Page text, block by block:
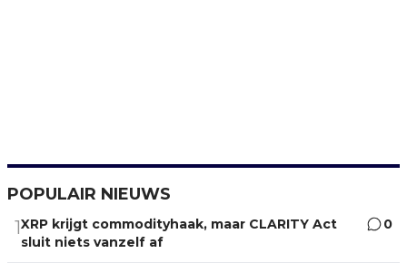
POPULAIR NIEUWS
1XRP krijgt commodityhaak, maar CLARITY Act
sluit niets vanzelf af
0